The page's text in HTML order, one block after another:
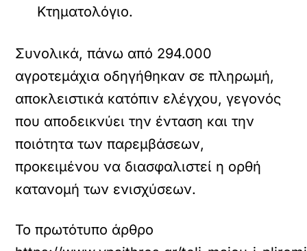
Κτηματολόγιο.
Συνολικά, πάνω από 294.000
αγροτεμάχια οδηγήθηκαν σε πληρωμή,
αποκλειστικά κατόπιν ελέγχου, γεγονός
που αποδεικνύει την ένταση και την
ποιότητα των παρεμβάσεων,
προκειμένου να διασφαλιστεί η ορθή
κατανομή των ενισχύσεων.
Το πρωτότυπο άρθρο